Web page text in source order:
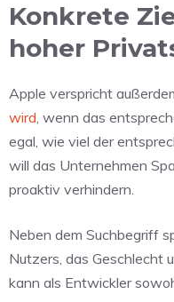
Konkrete
hoher
Apple verspricht
wird, wenn das
egal, wie viel der
will das Unternehmen
proaktiv verhindern.
Neben dem Suchbegriff
Nutzers, das Geschlecht
kann als Entwickler